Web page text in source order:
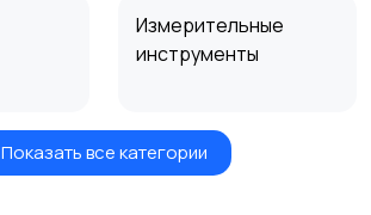
Измерительные
инструменты
Отопление и
Показать все категории